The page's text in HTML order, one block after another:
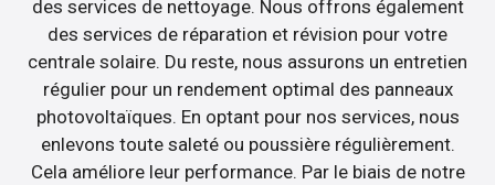
des services de nettoyage. Nous offrons également
des services de réparation et révision pour votre
centrale solaire. Du reste, nous assurons un entretien
régulier pour un rendement optimal des panneaux
photovoltaïques. En optant pour nos services, nous
enlevons toute saleté ou poussière régulièrement.
Cela améliore leur performance. Par le biais de notre